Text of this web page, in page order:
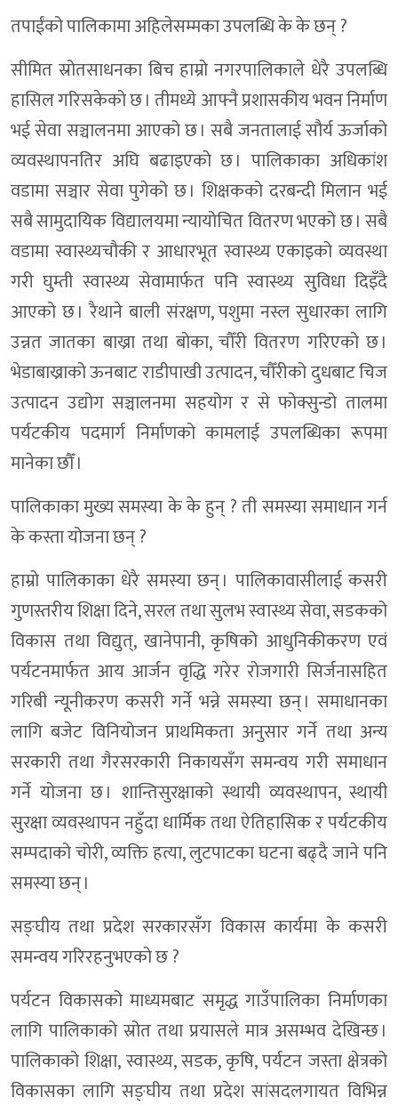
तपाईंको पालिकामा अहिलेसम्मका उपलब्धि के के छन् ?
सीमित स्रोतसाधनका बिच हाम्रो नगरपालिकाले धेरै उपलब्धि
हासिल गरिसकेको छ । तीमध्ये आफ्नै प्रशासकीय भवन निर्माण
भई सेवा सञ्चालनमा आएको छ । सबै जनतालाई सौर्य ऊर्जाको
व्यवस्थापनतिर अघि बढाइएको छ । पालिकाका अधिकांश
वडामा सञ्चार सेवा पुगेको छ । शिक्षकको दरबन्दी मिलान भई
सबै सामुदायिक विद्यालयमा न्यायोचित वितरण भएको छ । सबै
वडामा स्वास्थ्यचौकी र आधारभूत स्वास्थ्य एकाइको व्यवस्था
गरी घुम्ती स्वास्थ्य सेवामार्फत पनि स्वास्थ्य सुविधा दिइँदै
आएको छ । रैथाने बाली संरक्षण, पशुमा नस्ल सुधारका लागि
उन्नत जातका बाख्रा तथा बोका, चौँरी वितरण गरिएको छ ।
भेडाबाख्राको ऊनबाट राडीपाखी उत्पादन, चौँरीको दुधबाट चिज
उत्पादन उद्योग सञ्चालनमा सहयोग र से फोक्सुन्डो तालमा
पर्यटकीय पदमार्ग निर्माणको कामलाई उपलब्धिका रूपमा
मानेका छौँ ।
पालिकाका मुख्य समस्या के के हुन् ? ती समस्या समाधान गर्न
के कस्ता योजना छन् ?
हाम्रो पालिकाका धेरै समस्या छन् । पालिकावासीलाई कसरी
गुणस्तरीय शिक्षा दिने, सरल तथा सुलभ स्वास्थ्य सेवा, सडकको
विकास तथा विद्युत्, खानेपानी, कृषिको आधुनिकीकरण एवं
पर्यटनमार्फत आय आर्जन वृद्धि गरेर रोजगारी सिर्जनासहित
गरिबी न्यूनीकरण कसरी गर्ने भन्ने समस्या छन् । समाधानका
लागि बजेट विनियोजन प्राथमिकता अनुसार गर्ने तथा अन्य
सरकारी तथा गैरसरकारी निकायसँग समन्वय गरी समाधान
गर्ने योजना छ । शान्तिसुरक्षाको स्थायी व्यवस्थापन, स्थायी
सुरक्षा व्यवस्थापन नहुँदा धार्मिक तथा ऐतिहासिक र पर्यटकीय
सम्पदाको चोरी, व्यक्ति हत्या, लुटपाटका घटना बढ्दै जाने पनि
समस्या छन् ।
सङ्घीय तथा प्रदेश सरकारसँग विकास कार्यमा के कसरी
समन्वय गरिरहनुभएको छ ?
पर्यटन विकासको माध्यमबाट समृद्ध गाउँपालिका निर्माणका
लागि पालिकाको स्रोत तथा प्रयासले मात्र असम्भव देखिन्छ ।
पालिकाको शिक्षा, स्वास्थ्य, सडक, कृषि, पर्यटन जस्ता क्षेत्रको
विकासका लागि सङ्घीय तथा प्रदेश सांसदलगायत विभिन्न